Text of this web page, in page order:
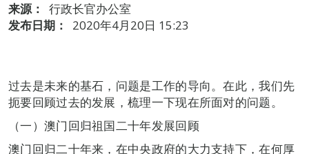
来源：
行政长官办公室
发布日期：
2020年4月20日 15:23
过去是未来的基石，问题是工作的导向。在此，我们先
扼要回顾过去的发展，梳理一下现在所面对的问题。
（一）澳门回归祖国二十年发展回顾
澳门回归二十年来，在中央政府的大力支持下，在何厚